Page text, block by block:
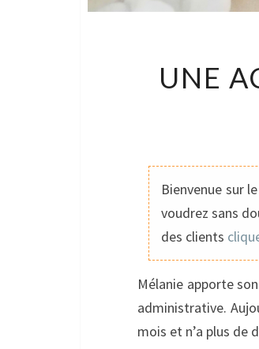
UNE
Bienvenue sur
voudrez sans
des clients
Mélanie apporte
administrative.
mois et n’a plus de